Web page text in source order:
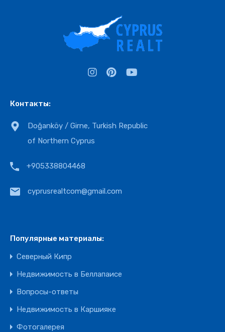
Контакты:
Doğanköy / Girne, Turkish Republic
of Northern Cyprus
+905338804468
cyprusrealtcom@gmail.com
Популярные материалы:
Северный Кипр
Недвижимость в Беллапаисе
Вопросы-ответы
Недвижимость в Каршияке
Фотогалерея